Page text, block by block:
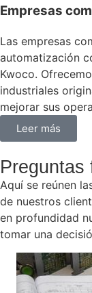
Empresas
Las empresas
automatización
Kwoco.
industriales
mejorar sus
Leer más
Preguntas
Aquí se reúnen
de nuestros
en profundidad
tomar una